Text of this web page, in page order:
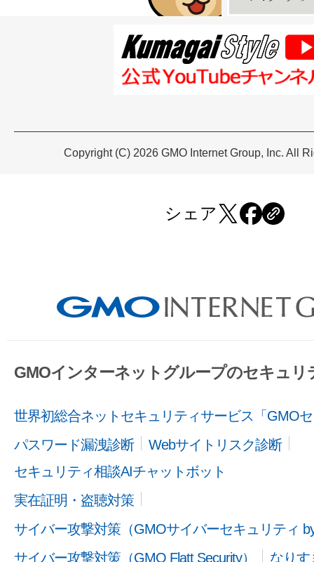
Copyright (C) 2026 GMO Internet Group, Inc. All
シェア
GMOインターネットグループのセキュリ
世界初総合ネットセキュリティサービス「GMO
パスワード漏洩診断
Webサイトリスク診断
セキュリティ相談AIチャットボット
実在証明・盗聴対策
サイバー攻撃対策（GMOサイバーセキュリティ
サイバー攻撃対策（GMO Flatt Security）
なりす